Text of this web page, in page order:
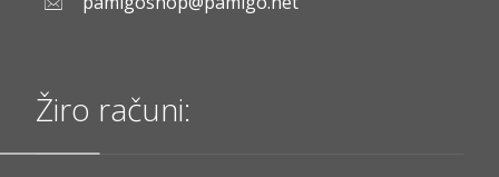
Žiro računi: